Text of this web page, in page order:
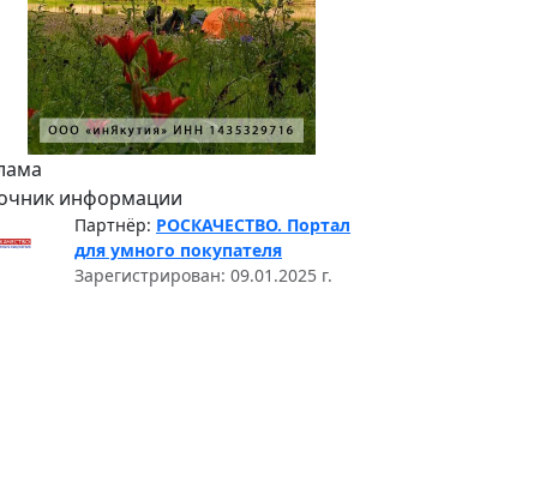
информации
Партнёр: РОСКАЧЕСТВО. Портал
для умного покупателя
Зарегистрирован: 09.01.2025 г.